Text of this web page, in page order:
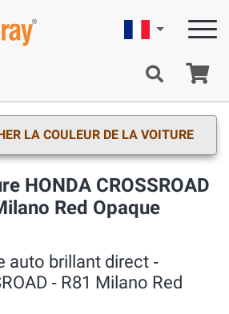
Française
LA COULEUR DE LA VOITURE
HONDA CROSSROAD
Red Opaque
auto brillant direct ‐
‐ R81 Milano Red